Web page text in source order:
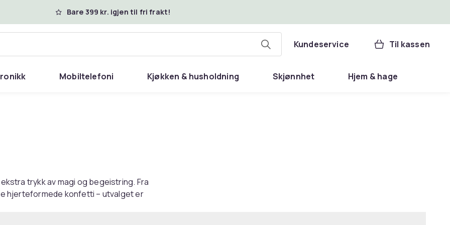
Bare 399 kr. igjen til fri frakt!
Kundeservice Til kassen
Mobiltelefoni Kjøkken & husholdning Skjønnhet Hjem & hage
trykk av magi og begeistring. Fra
hjerteformede konfetti – utvalget er